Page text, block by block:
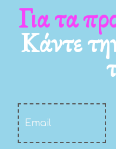
Για τα
Κάντε